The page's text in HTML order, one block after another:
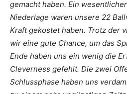
gemacht haben. Ein
Niederlage waren unsere 22
Kraft gekostet haben. Trotz der
wir eine gute Chance, um das
Ende haben uns ein wenig die
Cleverness gefehlt. Die zwei
Schlussphase haben uns